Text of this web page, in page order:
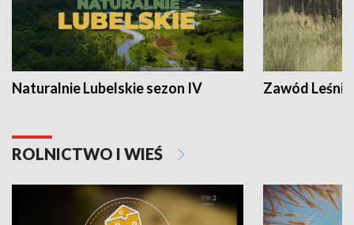
Naturalnie Lubelskie sezon IV Zawód Leśnik
ROLNICTWO I WIEŚ